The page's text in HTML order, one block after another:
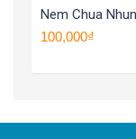
Nem Chua
100,000₫